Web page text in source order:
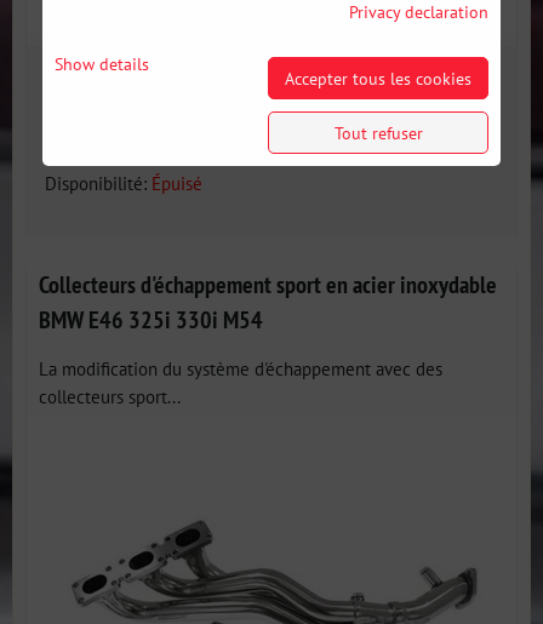
Disponibilité: Épuisé
Collecteurs d'échappement sport en acier inoxydable
BMW E46 325i 330i M54
La modification du système d'échappement avec des
collecteurs sport...
Privacy declaration
Show details
Accepter tous les cookies
Tout refuser